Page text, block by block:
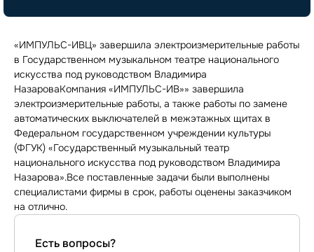
«ИМПУЛЬС-ИВЦ» завершила электроизмерительные работы
в Государственном музыкальном театре национального
искусства под руководством Владимира
НазароваКомпания «ИМПУЛЬС-ИВ»» завершила
электроизмерительные работы, а также работы по замене
автоматических выключателей в межэтажных щитах в
Федеральном государственном учреждении культуры
(ФГУК) «Государственный музыкальный театр
национального искусства под руководством Владимира
Назарова».Все поставленные задачи были выполнены
специалистами фирмы в срок, работы оценены заказчиком
на отлично.
Есть вопросы?